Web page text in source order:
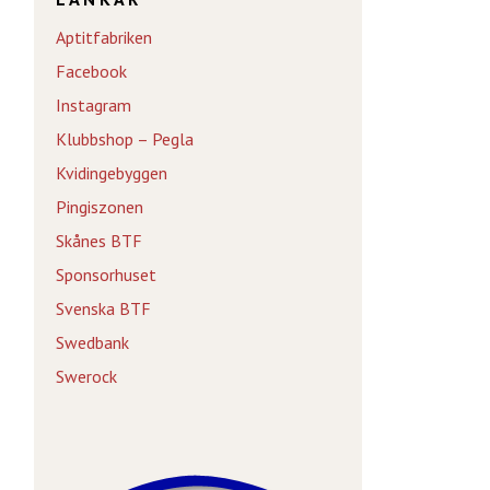
Aptitfabriken
Facebook
Instagram
Klubbshop – Pegla
Kvidingebyggen
Pingiszonen
Skånes BTF
Sponsorhuset
Svenska BTF
Swedbank
Swerock